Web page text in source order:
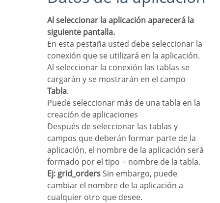
Al seleccionar la aplicación aparecerá la
siguiente pantalla.
En esta pestaña usted debe seleccionar la
conexión que se utilizará en la aplicación.
Al seleccionar la conexión las tablas se
cargarán y se mostrarán en el campo
Tabla.
Puede seleccionar más de una tabla en la
creación de aplicaciones
Después de seleccionar las tablas y
campos que deberán formar parte de la
aplicación, el nombre de la aplicación será
formado por el tipo + nombre de la tabla.
Ej: grid_ordersSin embargo, puede
cambiar el nombre de la aplicación a
cualquier otro que desee.